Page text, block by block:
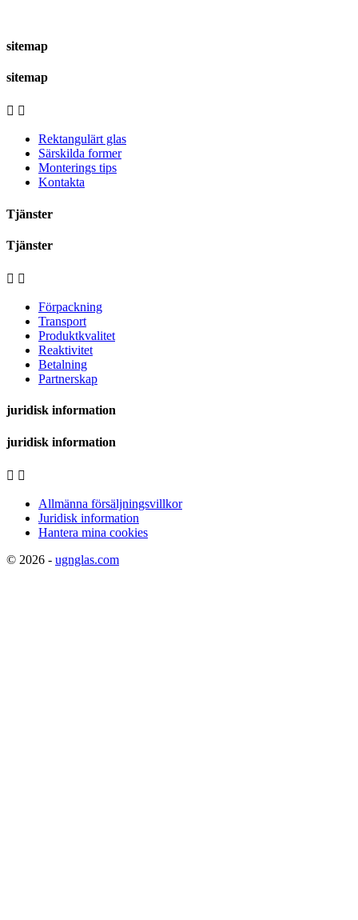
sitemap
sitemap
 
Rektangulärt glas
Särskilda former
Monterings tips
Kontakta
Tjänster
Tjänster
 
Förpackning
Transport
Produktkvalitet
Reaktivitet
Betalning
Partnerskap
juridisk information
juridisk information
 
Allmänna försäljningsvillkor
Juridisk information
Hantera mina cookies
© 2026 - ugnglas.com